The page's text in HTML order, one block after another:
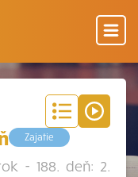
Zajatie
- 188. deň: 2.